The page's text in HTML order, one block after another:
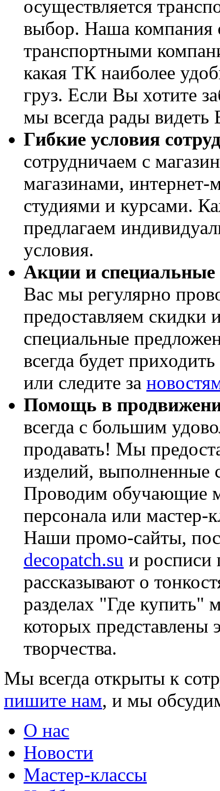
осуществляется
выбор. Наша компания
транспортными
какая ТК наиболее
груз. Если Вы хотите
мы всегда рады видеть
Гибкие условия
сотрудничаем с
магазинами,
студиями и курсами.
предлагаем
условия.
Акции и специальные
Вас мы регулярно
предоставляем скидки
специальные
всегда будет
или следите за
Помощь в
всегда с большим
продавать! Мы
изделий,
Проводим обучающие
персонала или мастер-
Наши промо-сайты,
decopatch.su и росписи
рассказывают о
разделах "Где купить"
которых представлены
творчества.
Мы всегда открыты к
пишите нам, и мы
О нас
Новости
Мастер-классы